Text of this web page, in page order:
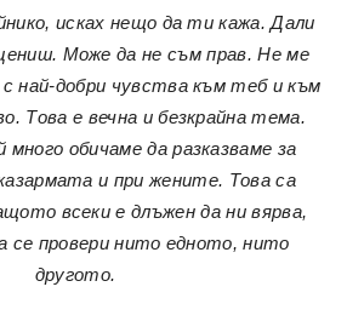
исках нещо да ти кажа. Дали
Може да не съм прав. Не ме
с най-добри чувства към теб и към
Това е вечна и безкрайна тема.
обичаме да разказваме за
и при жените. Това са
всеки е длъжен да ни вярва,
се провери нито едното, нито
другото.